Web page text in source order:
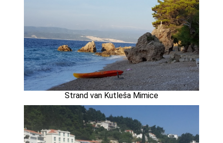
Strand van Kutleša Mimice